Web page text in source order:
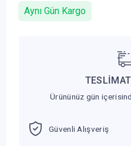
Aynı Gün Kargo
Ürününüz gün
Güvenli Alışveriş